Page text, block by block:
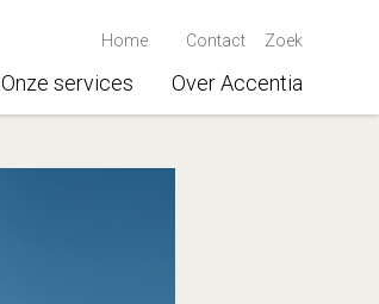
Onze services Over Accentia
Home Contact Zoek